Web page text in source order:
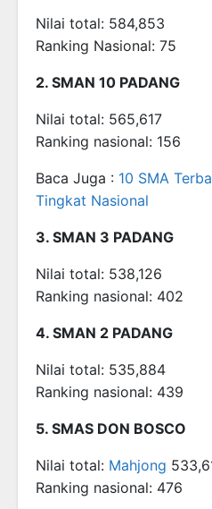
Nilai total: 584,853
Ranking Nasional: 75
2. SMAN 10 PADANG
Nilai total: 565,617
Ranking nasional: 156
Baca Juga : 10 SMA
Tingkat Nasional
3. SMAN 3 PADANG
Nilai total: 538,126
Ranking nasional: 402
4. SMAN 2 PADANG
Nilai total: 535,884
Ranking nasional: 439
5. SMAS DON BOSCO
Nilai total: Mahjong
Ranking nasional: 476